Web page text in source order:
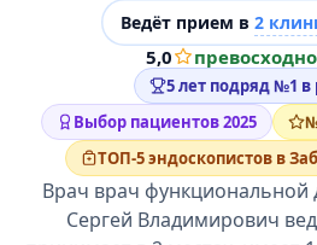
Ведёт прием в 2
5,0 превосходно
5 лет подряд №1 в
Выбор пациентов 2025
ТОП-5 эндоскопистов в
Врач врач функциональной
Сергей Владимирович